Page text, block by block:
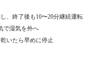
、終了後も10〜20分継続運転
で湿気を外へ
いたら早めに停止